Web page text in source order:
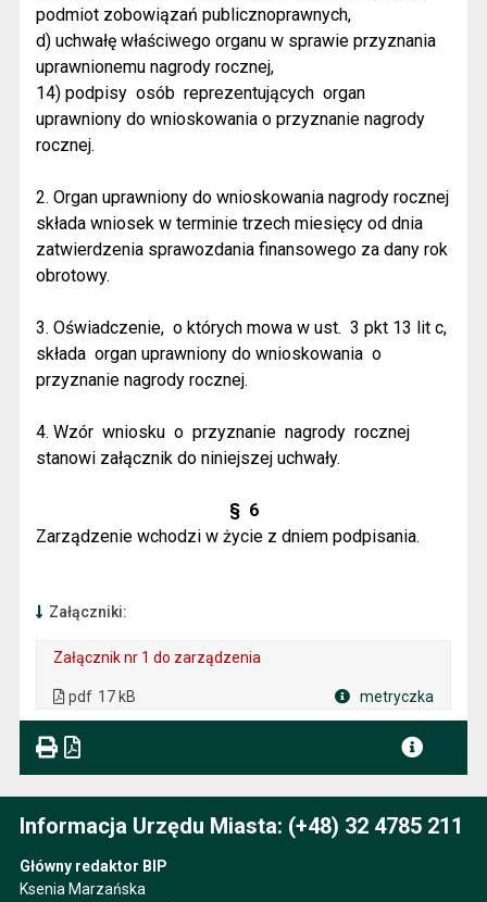
podmiot zobowiązań publicznoprawnych,
d) uchwałę właściwego organu w sprawie przyznania
uprawnionemu nagrody rocznej,
14) podpisy osób reprezentujących organ
uprawniony do wnioskowania o przyznanie nagrody
rocznej.
2. Organ uprawniony do wnioskowania nagrody rocznej
składa wniosek w terminie trzech miesięcy od dnia
zatwierdzenia sprawozdania finansowego za dany rok
obrotowy.
3. Oświadczenie, o których mowa w ust. 3 pkt 13 lit c,
składa organ uprawniony do wnioskowania o
przyznanie nagrody rocznej.
4. Wzór wniosku o przyznanie nagrody rocznej
stanowi załącznik do niniejszej uchwały.
§ 6
Zarządzenie wchodzi w życie z dniem podpisania.
Załączniki:
Załącznik nr 1 do zarządzenia
pdf 17 kB metryczka
Informacja Urzędu Miasta: (+48) 32 4785 211
Główny redaktor BIP
Ksenia Marzańska